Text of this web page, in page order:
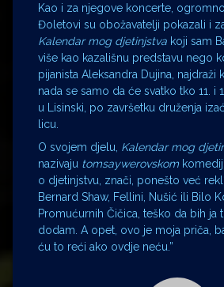
Kao i za njegove koncerte,
Đoletovi su obožavatelji pokazali i
Kalendar mog djetinjstva koji sam
više kao kazališnu predstavu nego
pijanista Aleksandra Dujina, najdraži
nada se samo da će svatko tko 11. i
u Lisinski, po završetku druženja
licu.
O svojem djelu, Kalendar mog
nazivaju tomsaywerovskom
o djetinjstvu, znači, ponešto već
Bernard Shaw, Fellini, Nušić ili Bilo
Promućurnih Čičica, teško da bih ja
dodam. A opet, ovo je moja priča,
ću to reći ako ovdje neću.”